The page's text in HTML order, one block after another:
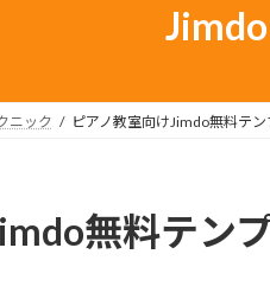
ニック ピアノ教室向けJimdo無料テ
無料テン